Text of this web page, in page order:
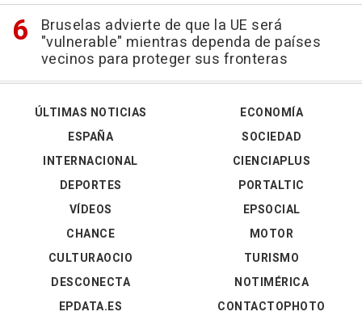
Bruselas advierte de que la UE será
"vulnerable" mientras dependa de países
vecinos para proteger sus fronteras
ÚLTIMAS NOTICIAS
ESPAÑA
INTERNACIONAL
DEPORTES
VÍDEOS
ECONOMÍA
SOCIEDAD
CIENCIAPLUS
PORTALTIC
EPSOCIAL
CHANCE
CULTURAOCIO
DESCONECTA
EPDATA.ES
MOTOR
TURISMO
NOTIMÉRICA
CONTACTOPHOTO